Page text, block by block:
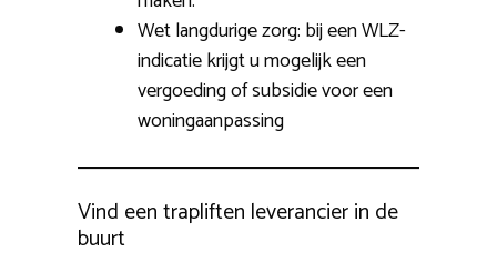
Wet langdurige zorg: bij een WLZ-
indicatie krijgt u mogelijk een
vergoeding of subsidie voor een
woningaanpassing
Vind een trapliften leverancier in de
buurt